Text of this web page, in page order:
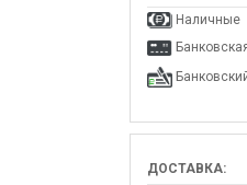
Наличные
ДОСТАВКА: